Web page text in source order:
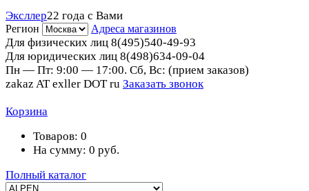
Эксллер22 года с Вами
Регион Адреса магазинов
Для физических лиц 8(495)540-49-93
Для юридических лиц 8(498)634-09-04
Пн — Пт: 9:00 — 17:00. Сб, Вс: (прием заказов)
zakaz AT exller DOT ru Заказать звонок
Корзина
Товаров: 0
На сумму: 0 руб.
Полный каталог